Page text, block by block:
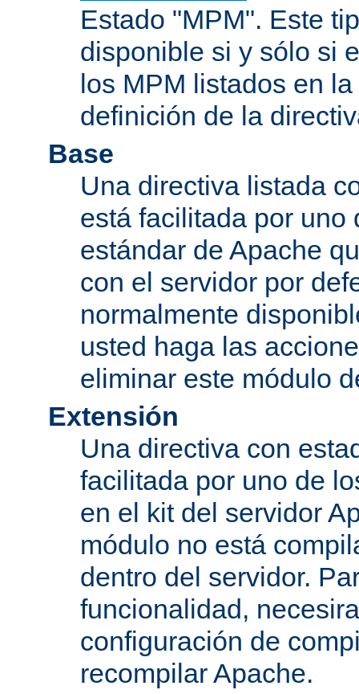
Estado "MPM". Este
disponible si y sólo si
los MPM listados en
definición de la
Base
Una directiva listada
está facilitada por uno
estándar de Apache
con el servidor por
normalmente
usted haga las
eliminar este módulo
Extensión
Una directiva con
facilitada por uno de
en el kit del servidor
módulo no está
dentro del servidor.
funcionalidad,
configuración de
recompilar Apache.